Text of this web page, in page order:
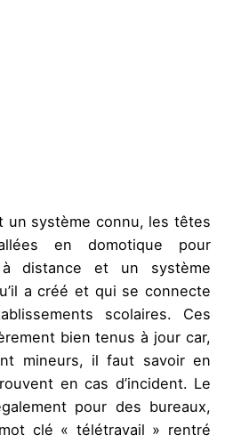
un système connu, les têtes
en domotique pour
distance et un système
a créé et qui se connecte
scolaires. Ces
bien tenus à jour car,
mineurs, il faut savoir en
en cas d’incident. Le
pour des bureaux,
clé « télétravail » rentré